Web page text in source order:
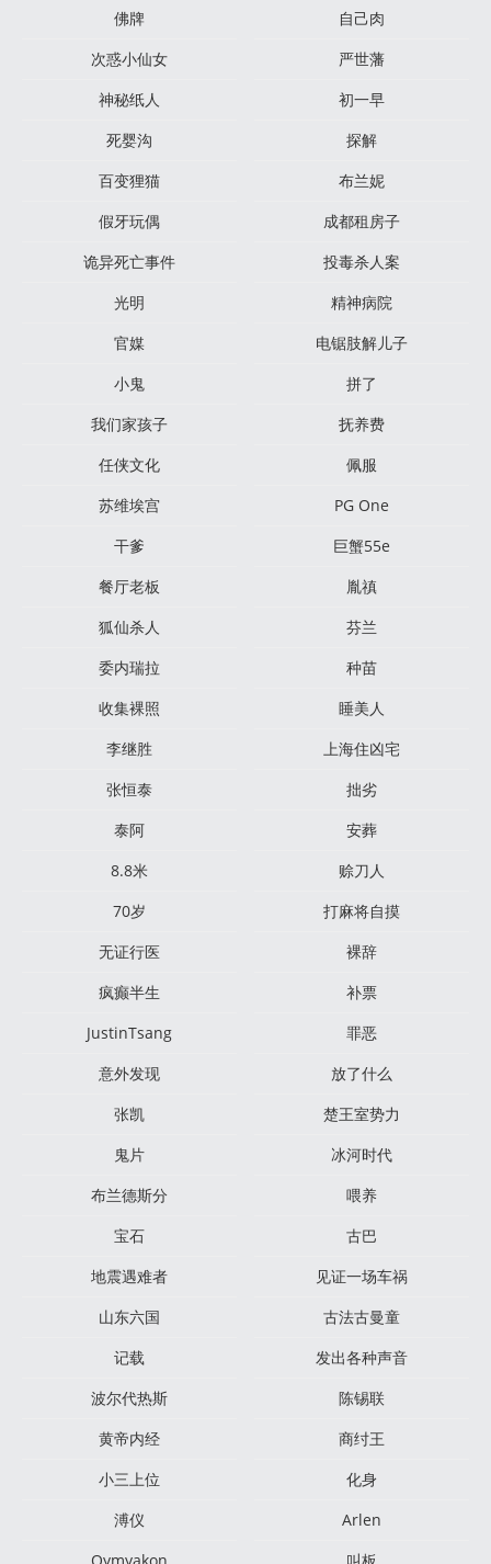
佛牌
自己肉
次惑小仙女
严世藩
神秘纸人
初一早
死婴沟
探解
百变狸猫
布兰妮
假牙玩偶
成都租房子
诡异死亡事件
投毒杀人案
光明
精神病院
官媒
电锯肢解儿子
小鬼
拼了
我们家孩子
抚养费
任侠文化
佩服
苏维埃宫
PG One
干爹
巨蟹55e
餐厅老板
胤禛
狐仙杀人
芬兰
委内瑞拉
种苗
收集裸照
睡美人
李继胜
上海住凶宅
张恒泰
拙劣
泰阿
安葬
8.8米
赊刀人
70岁
打麻将自摸
无证行医
裸辞
疯癫半生
补票
JustinTsang
罪恶
意外发现
放了什么
张凯
楚王室势力
鬼片
冰河时代
布兰德斯分
喂养
宝石
古巴
地震遇难者
见证一场车祸
山东六国
古法古曼童
记载
发出各种声音
波尔代热斯
陈锡联
黄帝内经
商纣王
小三上位
化身
溥仪
Arlen